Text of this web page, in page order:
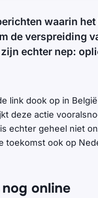
waarin
de verspreiding
echter nep:
link dook op in
deze actie
echter geheel niet
toekomst ook op
online